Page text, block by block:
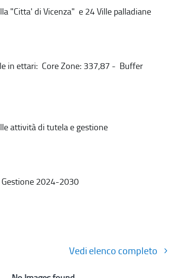
"Citta' di Vicenza" e 24 Ville palladiane
in ettari: Core Zone: 337,87 - Buffer
attività di tutela e gestione
2024-2030
Vedi elenco completo